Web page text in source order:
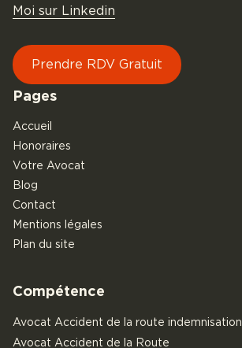
Moi sur Linkedin
Prendre RDV Gratuit
Pages
Accueil
Honoraires
Votre Avocat
Blog
Contact
Mentions légales
Plan du site
Compétence
Avocat Accident de la route indemnisation
Avocat Accident de la Route